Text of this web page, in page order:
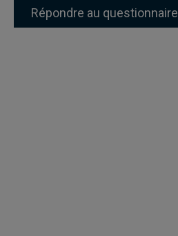
Répondre au questionnaire